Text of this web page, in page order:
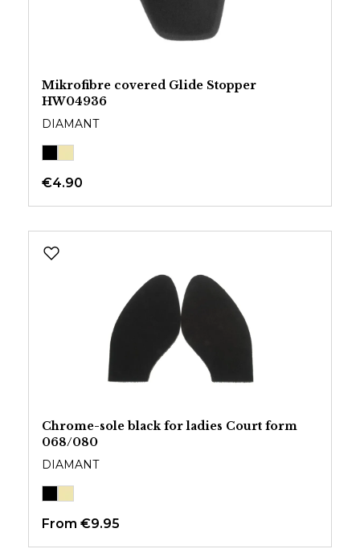
Mikrofibre covered Glide Stopper
HW04936
DIAMANT
€4.90
Chrome-sole black for ladies Court form
068/080
DIAMANT
From €9.95